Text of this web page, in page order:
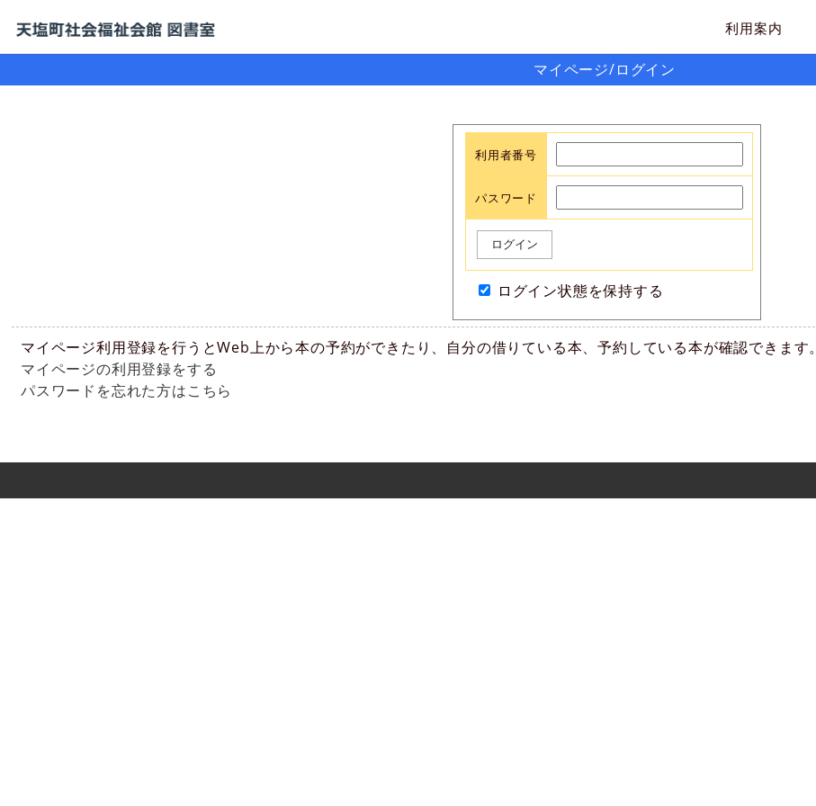
利用案内
マイページ/ログイン
利用者番号
パスワード
ログイン状態を保持する
マイページ利用登録を行うとWeb上から本の予約ができたり、自分の借りている本、予約している本が確認できます。
マイページの利用登録をする
パスワードを忘れた方はこちら